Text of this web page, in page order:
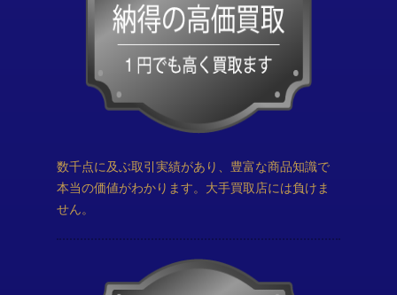
数千点に及ぶ取引実績があり、豊富な商品知識で
本当の価値がわかります。大手買取店には負けま
せん。